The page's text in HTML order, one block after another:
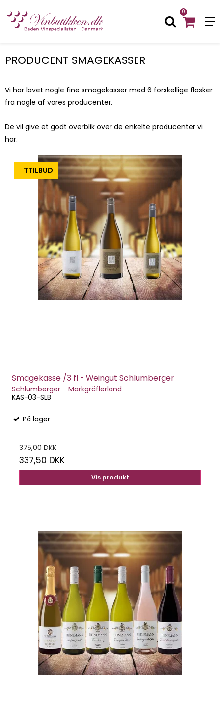
0
PRODUCENT SMAGEKASSER
Vi har lavet nogle fine smagekasser med 6 forskellige flasker
fra nogle af vores producenter.
De vil give et godt overblik over de enkelte producenter vi
har.
TILBUD
Smagekasse /3 fl - Weingut Schlumberger
Schlumberger - Markgräflerland
KAS-03-SLB
På lager
375,00 DKK
337,50 DKK
Vis produkt